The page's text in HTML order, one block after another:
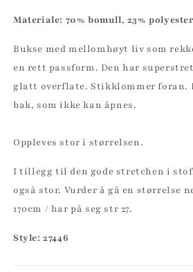
Materiale: 70% bomull, 23%
Bukse med mellomhøyt liv som
en rett passform. Den har
glatt overflate. Stikklommer foran.
bak, som ikke kan åpnes.
Oppleves stor i størrelsen.
I tillegg til den gode stretchen i
også stor. Vurder å gå en størrelse
170cm / har på seg str 27.
Style: 27446